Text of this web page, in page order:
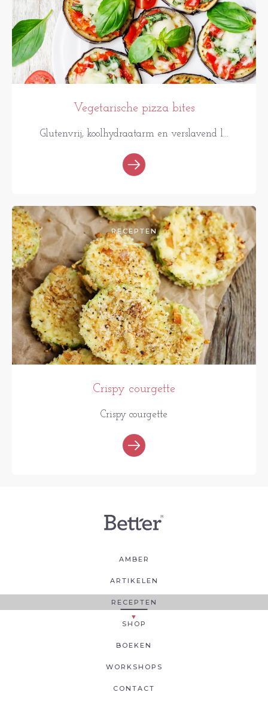
Vegetarische pizza bites
Glutenvrij, koolhydraatarm en verslavend l...
RECEPTEN
Crispy courgette
Crispy courgette
AMBER
ARTIKELEN
RECEPTEN
SHOP
BOEKEN
WORKSHOPS
CONTACT